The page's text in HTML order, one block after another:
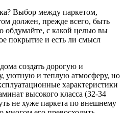
Выбор между паркетом,
должен, прежде всего, быть
обдумайте, с какой целью вы
покрытие и есть ли смысл
создать дорогую и
уютную и теплую атмосферу, но
характеристики
высокого класса (32-34
не хуже паркета по внешнему